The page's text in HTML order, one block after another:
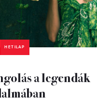
HETILAP
a legendák